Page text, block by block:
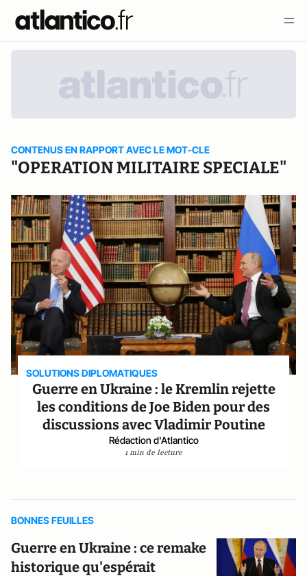
CONTENUS EN RAPPORT AVEC LE MOT-CLE
"OPERATION MILITAIRE SPECIALE"
SOLUTIONS DIPLOMATIQUES
Guerre en Ukraine : le Kremlin rejette
les conditions de Joe Biden pour des
discussions avec Vladimir Poutine
Rédaction d'Atlantico
1 min de lecture
BONNES FEUILLES
Guerre en Ukraine : ce remake
historique qu'espérait